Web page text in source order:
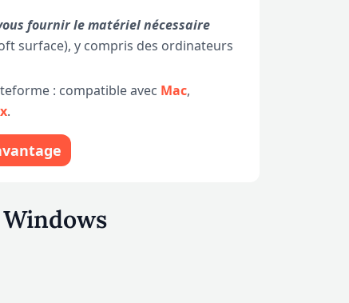
fournir le matériel nécessaire
surface), y compris des ordinateurs
: compatible avec Mac,
.